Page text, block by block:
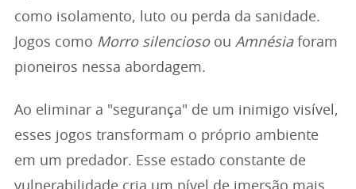
como isolamento, luto ou perda da sanidade.
Jogos como Morro silenciosoou Amnésiaforam
pioneiros nessa abordagem.
Ao eliminar a "segurança" de um inimigo visível,
esses jogos transformam o próprio ambiente
em um predador. Esse estado constante de